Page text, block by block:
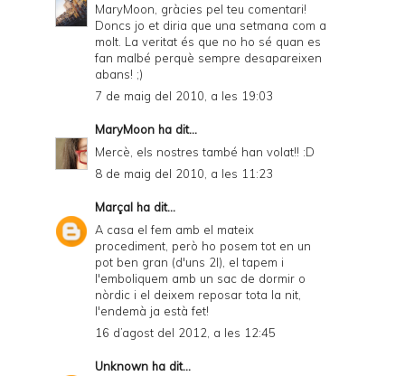
MaryMoon, gràcies pel teu comentari!
Doncs jo et diria que una setmana com a
molt. La veritat és que no ho sé quan es
fan malbé perquè sempre desapareixen
abans! ;)
7 de maig del 2010, a les 19:03
MaryMoon ha dit...
Mercè, els nostres també han volat!! :D
8 de maig del 2010, a les 11:23
Marçal ha dit...
A casa el fem amb el mateix
procediment, però ho posem tot en un
pot ben gran (d'uns 2l), el tapem i
l'emboliquem amb un sac de dormir o
nòrdic i el deixem reposar tota la nit,
l'endemà ja està fet!
16 d’agost del 2012, a les 12:45
Unknown ha dit...